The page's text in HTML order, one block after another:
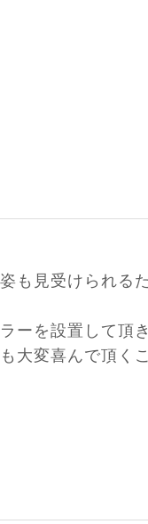
も見受けられる
ーを設置して頂
大変喜んで頂く